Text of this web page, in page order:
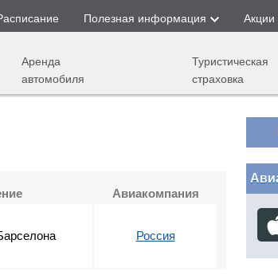
Полезная информация Акции
Аренда
автомобиля
Туристическая
страховка
Авиакомпания
Россия